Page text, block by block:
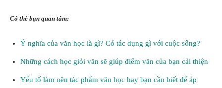
Có thể bạn quan tâm:
Ý nghĩa của văn học là gì? Có tác dụng gì với cuộc sống?
Những cách học giỏi văn sẽ giúp điểm văn của bạn cải thiện
Yếu tố làm nên tác phẩm văn học hay bạn cần biết để áp